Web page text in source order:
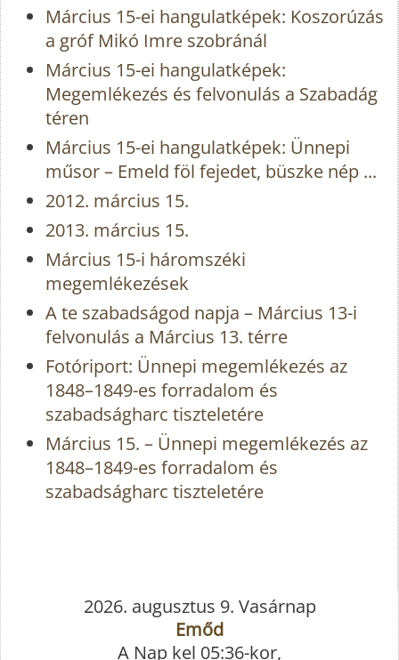
Március 15-ei hangulatképek: Koszorúzás
a gróf Mikó Imre szobránál
Március 15-ei hangulatképek:
Megemlékezés és felvonulás a Szabadág
téren
Március 15-ei hangulatképek: Ünnepi
műsor – Emeld föl fejedet, büszke nép ...
2012. március 15.
2013. március 15.
Március 15-i háromszéki
megemlékezések
A te szabadságod napja – Március 13-i
felvonulás a Március 13. térre
Fotóriport: Ünnepi megemlékezés az
1848–1849-es forradalom és
szabadságharc tiszteletére
Március 15. – Ünnepi megemlékezés az
1848–1849-es forradalom és
szabadságharc tiszteletére
2026. augusztus 9. Vasárnap
Emőd
A Nap kel 05:36-kor,